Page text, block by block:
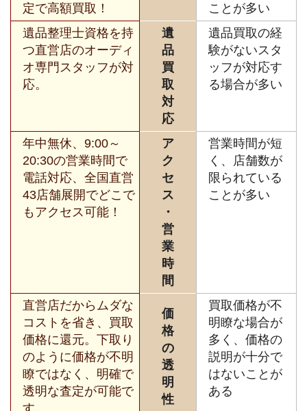
定で高額買取！
ことが多い
遺品整理士資格を持
つ直営店のオーディ
オ専門スタッフが対
応。
遺
品
買
取
対
応
遺品買取の経
験がないスタ
ッフが対応す
る場合が多い
年中無休、9:00～
20:30の営業時間で
電話対応、全国直営
43店舗展開でどこで
もアクセス可能！
ア
ク
セ
ス
・
営
業
時
間
営業時間が短
く、店舗数が
限られている
ことが多い
直営店だからムダな
コストを省き、買取
価格に還元。下取り
のように価格が不明
瞭ではなく、明確で
透明な査定が可能で
価
格
の
透
明
性
買取価格が不
明瞭な場合が
多く、価格の
説明が十分で
はないことが
ある